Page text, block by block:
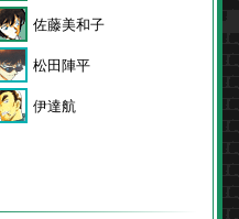
佐藤美和子
松田陣平
伊達航